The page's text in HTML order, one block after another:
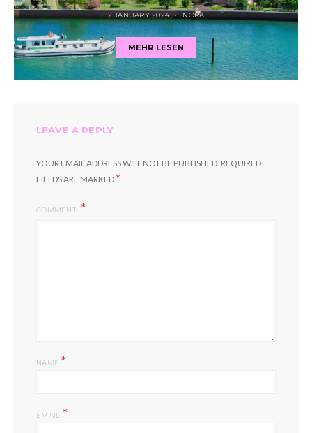
2 JANUARY 2024 NORA
MEHR LESEN
LEAVE A REPLY
YOUR EMAIL ADDRESS WILL NOT BE PUBLISHED. REQUIRED
FIELDS ARE MARKED*
COMMENT
NAME*
EMAIL *